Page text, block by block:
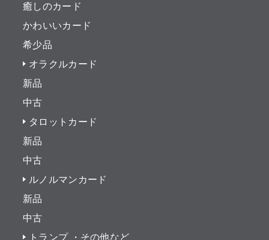
癒しのカード
かわいいカード
希少品
オラクルカード
新品
中古
タロットカード
新品
中古
ルノルマンカード
新品
中古
トランプ ・その他など